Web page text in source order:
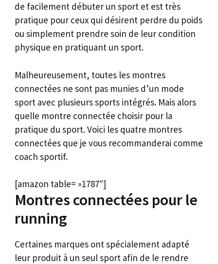
de facilement débuter un sport et est très
pratique pour ceux qui désirent perdre du poids
ou simplement prendre soin de leur condition
physique en pratiquant un sport.
Malheureusement, toutes les montres
connectées ne sont pas munies d’un mode
sport avec plusieurs sports intégrés. Mais alors
quelle montre connectée choisir pour la
pratique du sport. Voici les quatre montres
connectées que je vous recommanderai comme
coach sportif.
[amazon table= »1787″]
Montres connectées pour le
running
Certaines marques ont spécialement adapté
leur produit à un seul sport afin de le rendre